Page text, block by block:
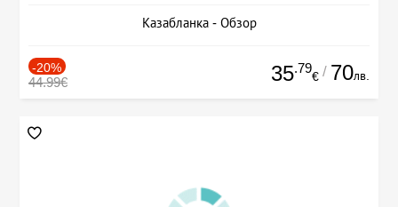
Казабланка - Обзор
-20%
44.99€ 35.79
€ / 70лв.